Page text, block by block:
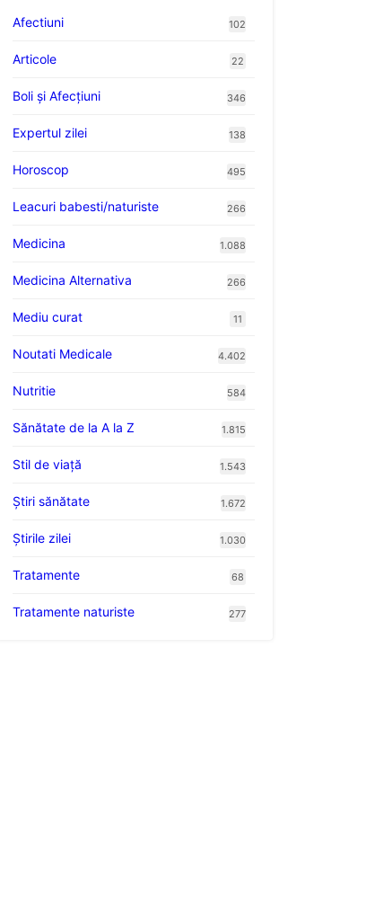
Afectiuni
102
Articole 22
Boli și Afecțiuni 346
Expertul zilei 138
Horoscop 495
Leacuri babesti/naturiste 266
Medicina 1.088
Medicina Alternativa 266
Mediu curat 11
Noutati Medicale 4.402
Nutritie 584
Sănătate de la A la Z 1.815
Stil de viaţă 1.543
Ştiri sănătate 1.672
Știrile zilei 1.030
Tratamente 68
Tratamente naturiste 277